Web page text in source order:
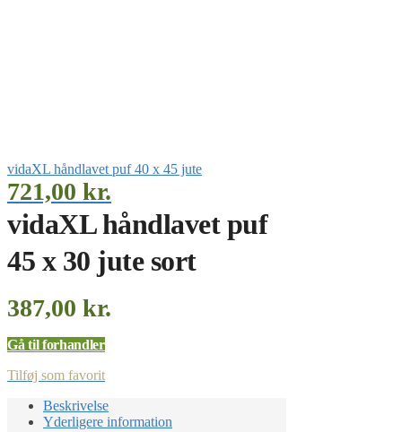
vidaXL håndlavet puf 40 x 45 jute
721,00 kr.
vidaXL håndlavet puf
45 x 30 jute sort
387,00 kr.
Gå til forhandler
Tilføj som favorit
Beskrivelse
Yderligere information